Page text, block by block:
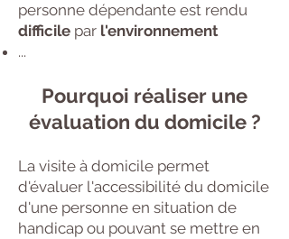
personne dépendante est rendu
difficile par l'environnement
...
Pourquoi réaliser une
évaluation du domicile ?
La visite à domicile permet
d'évaluer l'accessibilité du domicile
d'une personne en situation de
handicap ou pouvant se mettre en